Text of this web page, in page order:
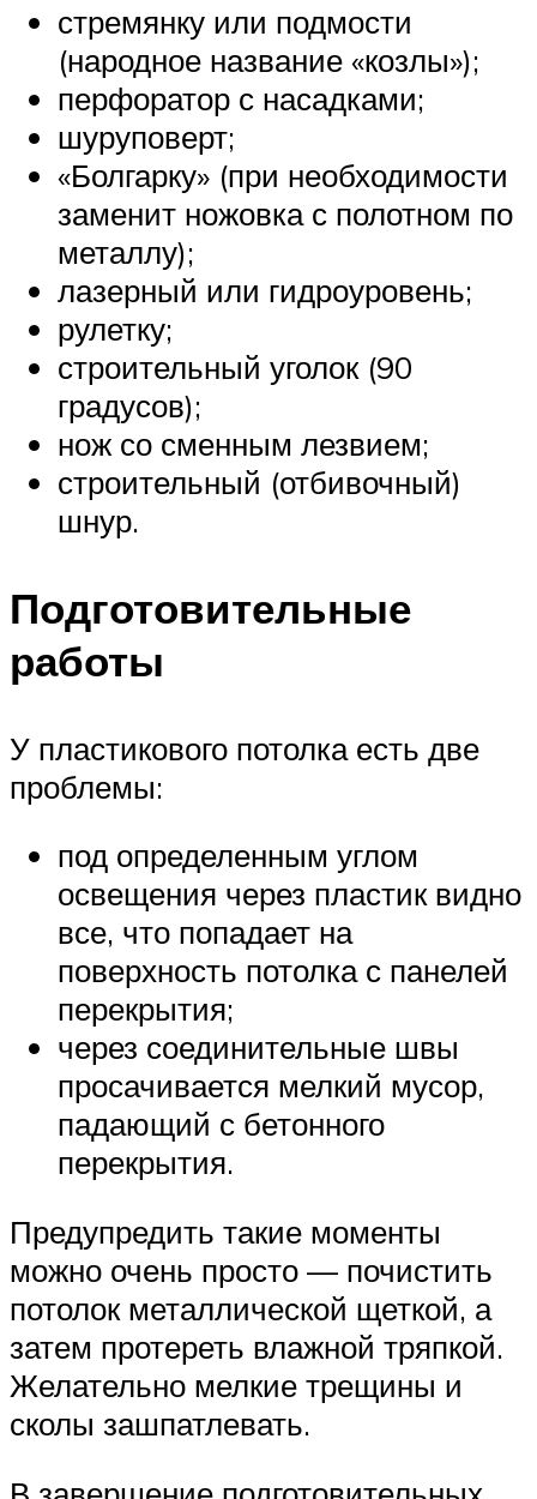
стремянку или подмости
(народное название «козлы»);
перфоратор с насадками;
шуруповерт;
«Болгарку» (при необходимости
заменит ножовка с полотном по
металлу);
лазерный или гидроуровень;
рулетку;
строительный уголок (90
градусов);
нож со сменным лезвием;
строительный (отбивочный)
шнур.
Подготовительные
работы
У пластикового потолка есть две
проблемы:
под определенным углом
освещения через пластик видно
все, что попадает на
поверхность потолка с панелей
перекрытия;
через соединительные швы
просачивается мелкий мусор,
падающий с бетонного
перекрытия.
Предупредить такие моменты
можно очень просто — почистить
потолок металлической щеткой, а
затем протереть влажной тряпкой.
Желательно мелкие трещины и
сколы зашпатлевать.